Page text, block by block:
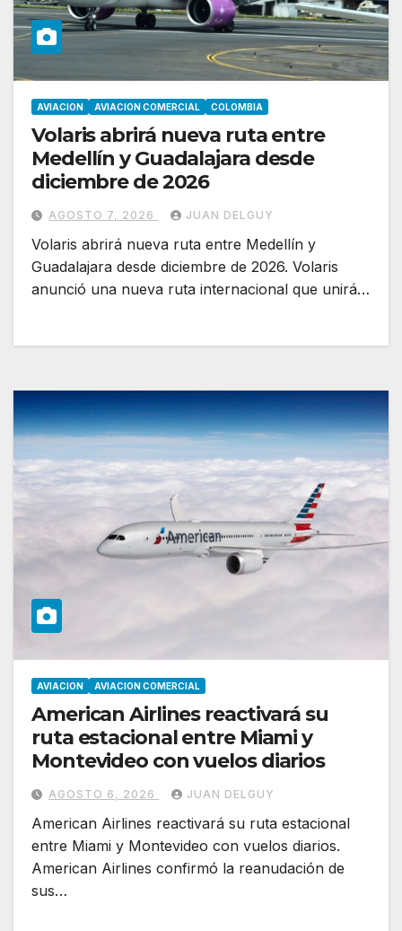
AVIACION AVIACION COMERCIAL COLOMBIA
Volaris abrirá nueva ruta entre
Medellín y Guadalajara desde
diciembre de 2026
AGOSTO 7, 2026 JUAN DELGUY
Volaris abrirá nueva ruta entre Medellín y
Guadalajara desde diciembre de 2026. Volaris
anunció una nueva ruta internacional que unirá…
AVIACION AVIACION COMERCIAL
American Airlines reactivará su
ruta estacional entre Miami y
Montevideo con vuelos diarios
AGOSTO 6, 2026 JUAN DELGUY
American Airlines reactivará su ruta estacional
entre Miami y Montevideo con vuelos diarios.
American Airlines confirmó la reanudación de
sus…